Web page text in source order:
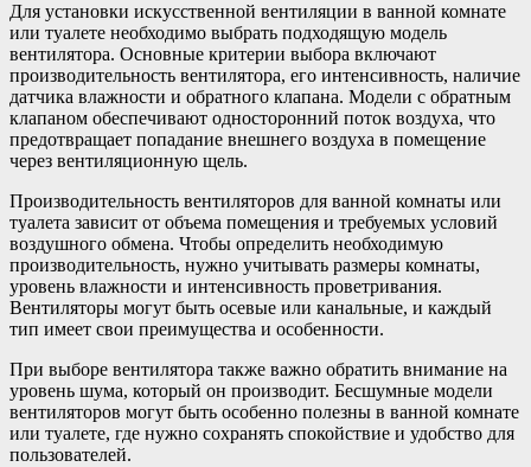
Для установки искусственной вентиляции в ванной комнате
или туалете необходимо выбрать подходящую модель
вентилятора. Основные критерии выбора включают
производительность вентилятора, его интенсивность, наличие
датчика влажности и обратного клапана. Модели с обратным
клапаном обеспечивают односторонний поток воздуха, что
предотвращает попадание внешнего воздуха в помещение
через вентиляционную щель.
Производительность вентиляторов для ванной комнаты или
туалета зависит от объема помещения и требуемых условий
воздушного обмена. Чтобы определить необходимую
производительность, нужно учитывать размеры комнаты,
уровень влажности и интенсивность проветривания.
Вентиляторы могут быть осевые или канальные, и каждый
тип имеет свои преимущества и особенности.
При выборе вентилятора также важно обратить внимание на
уровень шума, который он производит. Бесшумные модели
вентиляторов могут быть особенно полезны в ванной комнате
или туалете, где нужно сохранять спокойствие и удобство для
пользователей.